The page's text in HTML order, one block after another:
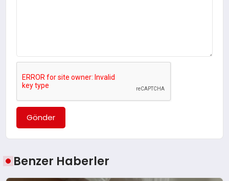
Gönder
Benzer Haberler